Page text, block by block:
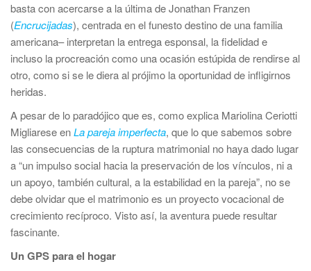
basta con acercarse a la última de Jonathan Franzen
(Encrucijadas), centrada en el funesto destino de una familia
americana– interpretan la entrega esponsal, la fidelidad e
incluso la procreación como una ocasión estúpida de rendirse al
otro, como si se le diera al prójimo la oportunidad de infligirnos
heridas.
A pesar de lo paradójico que es, como explica Mariolina Ceriotti
Migliarese enLa pareja imperfecta, que lo que sabemos sobre
las consecuencias de la ruptura matrimonial no haya dado lugar
a “un impulso social hacia la preservación de los vínculos, ni a
un apoyo, también cultural, a la estabilidad en la pareja”, no se
debe olvidar que el matrimonio es un proyecto vocacional de
crecimiento recíproco. Visto así, la aventura puede resultar
fascinante.
Un GPS para el hogar